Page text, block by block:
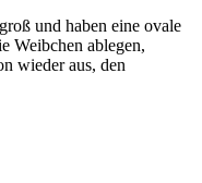
und haben eine ovale
Weibchen ablegen,
wieder aus, den